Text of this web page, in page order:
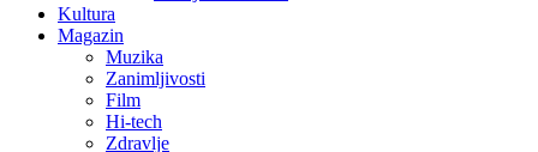
Kultura
Magazin
Muzika
Zanimljivosti
Film
Hi-tech
Zdravlje